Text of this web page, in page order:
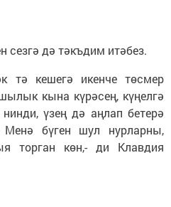
дә тәкъдим итәбез.
тә кешегә икенче төсмер
кына күрәсең, күңелгә
үзең дә аңлап бетерә
бүген шул нурларны,
торган көн,- ди Клавдия